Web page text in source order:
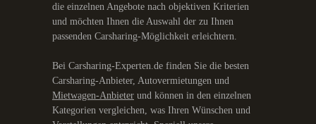
die einzelnen Angebote nach objektiven Kriterien
und möchten Ihnen die Auswahl der zu Ihnen
passenden Carsharing-Möglichkeit erleichtern.
Bei Carsharing-Experten.de finden Sie die besten
Carsharing-Anbieter, Autovermietungen und
Mietwagen-Anbieter und können in den einzelnen
Kategorien vergleichen, was Ihren Wünschen und